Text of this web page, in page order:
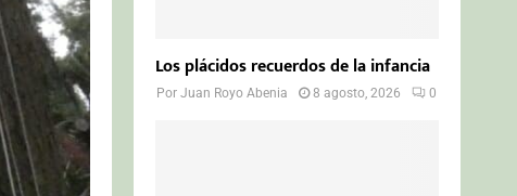
Los plácidos recuerdos de la infancia
PorJuan Royo Abenia 8 agosto, 2026 0